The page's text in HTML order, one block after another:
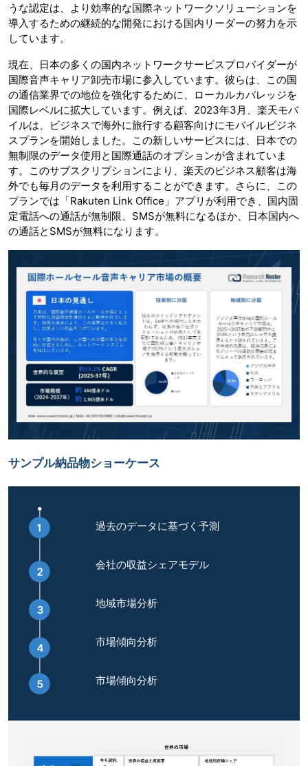
うな認定は、より効率的な国際ネットワークソリューションを
導入するための継続的な開発における国内リーダーの努力を示
しています。
現在、日本の多くの国内ネットワークサービスプロバイダーが
国際音声キャリア卸売市場に参入しています。彼らは、この国
の通信業界での地位を強化するために、ローカルカバレッジを
国際レベルに拡大しています。例えば、2023年3月、楽天モバ
イルは、ビジネスで海外に旅行する顧客向けにモバイルビジネ
スプランを開始しました。この新しいサービスには、日本での
無制限のデータ使用と国際通話のオプションが含まれていま
す。このサブスクリプションにより、楽天のビジネス顧客は海
外でも毎月のデータを利用することができます。さらに、この
プランでは「Rakuten Link Office」アプリが利用でき、国内固
定電話への通話が無制限、SMSが無料になるほか、日本国内へ
の通話とSMSが無料になります。
サンプル納品物ショーケース
過去のデータに基づく予測
会社の収益シェアモデル
地域市場分析
市場傾向分析
市場傾向分析